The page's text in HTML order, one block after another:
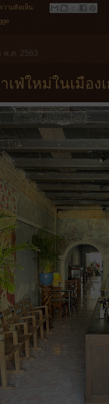
วามคิดเห็น:
.ศ. 2563
เฟ่ใหม่ในเมือง